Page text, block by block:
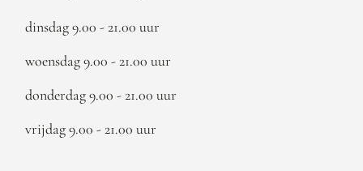
dinsdag 9.00 - 21.00 uur
woensdag 9.00 - 21.00 uur
donderdag 9.00 - 21.00 uur
vrijdag 9.00 - 21.00 uur